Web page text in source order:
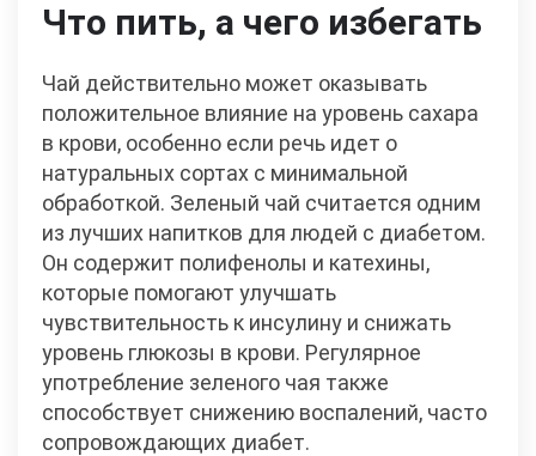
Что пить, а чего избегать
Чай действительно может оказывать
положительное влияние на уровень сахара
в крови, особенно если речь идет о
натуральных сортах с минимальной
обработкой. Зеленый чай считается одним
из лучших напитков для людей с диабетом.
Он содержит полифенолы и катехины,
которые помогают улучшать
чувствительность к инсулину и снижать
уровень глюкозы в крови. Регулярное
употребление зеленого чая также
способствует снижению воспалений, часто
сопровождающих диабет.